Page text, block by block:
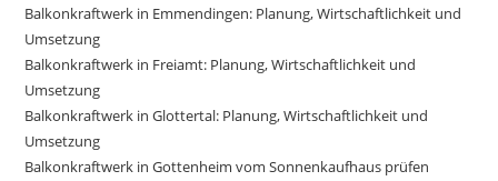
Balkonkraftwerk in Emmendingen: Planung, Wirtschaftlichkeit und
Umsetzung
Balkonkraftwerk in Freiamt: Planung, Wirtschaftlichkeit und
Umsetzung
Balkonkraftwerk in Glottertal: Planung, Wirtschaftlichkeit und
Umsetzung
Balkonkraftwerk in Gottenheim vom Sonnenkaufhaus prüfen